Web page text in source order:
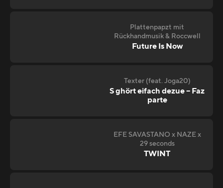
Plattenpapzt mit
Rückhandmusik & Roccwell
Future Is Now
Texter (feat. Joga20)
S ghört eifach dezue – Faz
parte
EFE SAVASTANO x NAZE x
29 seconds
TWINT